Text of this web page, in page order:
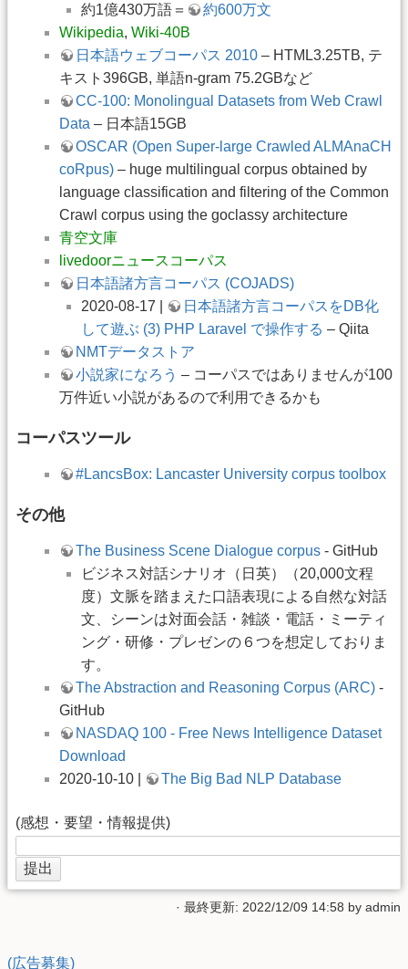
約1億430万語＝
約600万文
Wikipedia, Wiki-40B
日本語ウェブコーパス 2010 – HTML3.25TB, テ
キスト396GB, 単語n-gram 75.2GBなど
CC-100: Monolingual Datasets from Web Crawl
Data – 日本語15GB
OSCAR (Open Super-large Crawled ALMAnaCH
coRpus) – huge multilingual corpus obtained by
language classification and filtering of the Common
Crawl corpus using the goclassy architecture
青空文庫
livedoorニュースコーパス
日本語諸方言コーパス (COJADS)
2020-08-17 |
日本語諸方言コーパスをDB化
して遊ぶ (3) PHP Laravel で操作する – Qiita
NMTデータストア
小説家になろう – コーパスではありませんが100
万件近い小説があるので利用できるかも
コーパスツール
#LancsBox: Lancaster University corpus toolbox
その他
The Business Scene Dialogue corpus - GitHub
ビジネス対話シナリオ（日英）（20,000文程
度）文脈を踏まえた口語表現による自然な対話
文、シーンは対面会話・雑談・電話・ミーティ
ング・研修・プレゼンの６つを想定しておりま
す。
The Abstraction and Reasoning Corpus (ARC) -
GitHub
NASDAQ 100 - Free News Intelligence Dataset
Download
2020-10-10 |
The Big Bad NLP Database
(感想・要望・情報提供)
· 最終更新: 2022/12/09 14:58 by admin
(広告募集)